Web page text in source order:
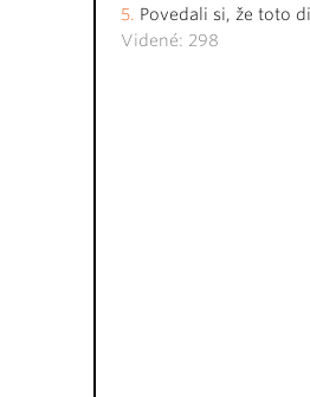
Povedali si, že toto
Videné: 298